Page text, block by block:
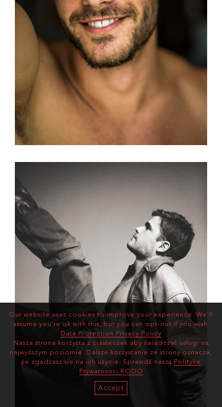
Our website uses cookies to improve your experience. We'll
assume you're ok with this, but you can opt-out if you wish.
Data Protection Privacy Policy
Nasza strona korzysta z ciasteczek aby świadczyć usługi na
najwyższym poziomie. Dalsze korzystanie ze strony oznacza,
że zgadzasz sie na ich użycie. Sprawdź naszą Polityke
Prywatnosci RODO
Accept